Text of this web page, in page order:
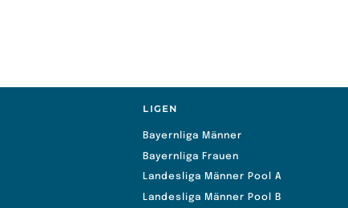
LIGEN
Bayernliga Männer
Bayernliga Frauen
Landesliga Männer Pool A
Landesliga Männer Pool B